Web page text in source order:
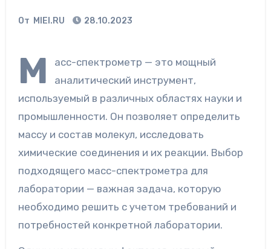
От MIEI.RU 28.10.2023
М
асс-спектрометр — это мощный
аналитический инструмент,
используемый в различных областях науки и
промышленности. Он позволяет определить
массу и состав молекул, исследовать
химические соединения и их реакции. Выбор
подходящего масс-спектрометра для
лаборатории — важная задача, которую
необходимо решить с учетом требований и
потребностей конкретной лаборатории.